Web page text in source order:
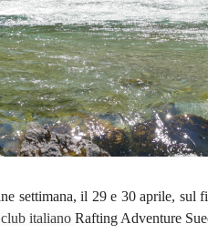
settimana, il 29 e 30 aprile, sul
italiano Rafting Adventure